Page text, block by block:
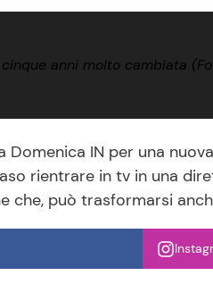
anni molto cambiata
IN per una
rientrare in tv in una
che, può trasformarsi